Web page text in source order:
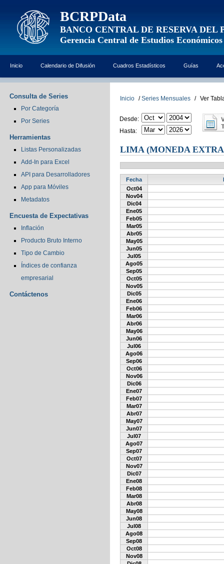
BCRPData
BANCO CENTRAL DE RESERVA DEL
Gerencia Central de Estudios Económicos
Inicio Calendario de Difusión Cuadros Estadísticos Guías
Consulta de Series
Por Categoría
Por Series
Herramientas
Listas Personalizadas
Add-In para Excel
API para Desarrolladores
App para Móviles
Metadatos
Encuesta de Expectativas
Inflación
Producto Bruto Interno
Tipo de Cambio
Índices de confianza
empresarial
Contáctenos
Inicio / Series Mensuales / Ver
Desde:
Hasta:
LIMA (MONEDA
Fecha
Oct04
Nov04
Dic04
Ene05
Feb05
Mar05
Abr05
May05
Jun05
Jul05
Ago05
Sep05
Oct05
Nov05
Dic05
Ene06
Feb06
Mar06
Abr06
May06
Jun06
Jul06
Ago06
Sep06
Oct06
Nov06
Dic06
Ene07
Feb07
Mar07
Abr07
May07
Jun07
Jul07
Ago07
Sep07
Oct07
Nov07
Dic07
Ene08
Feb08
Mar08
Abr08
May08
Jun08
Jul08
Ago08
Sep08
Oct08
Nov08